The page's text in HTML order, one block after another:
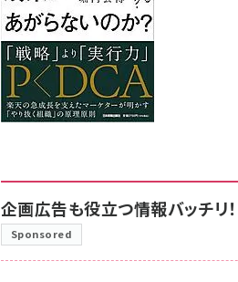
8月7日 10:00
企画広告も役立つ情報バッチリ！
Sponsored